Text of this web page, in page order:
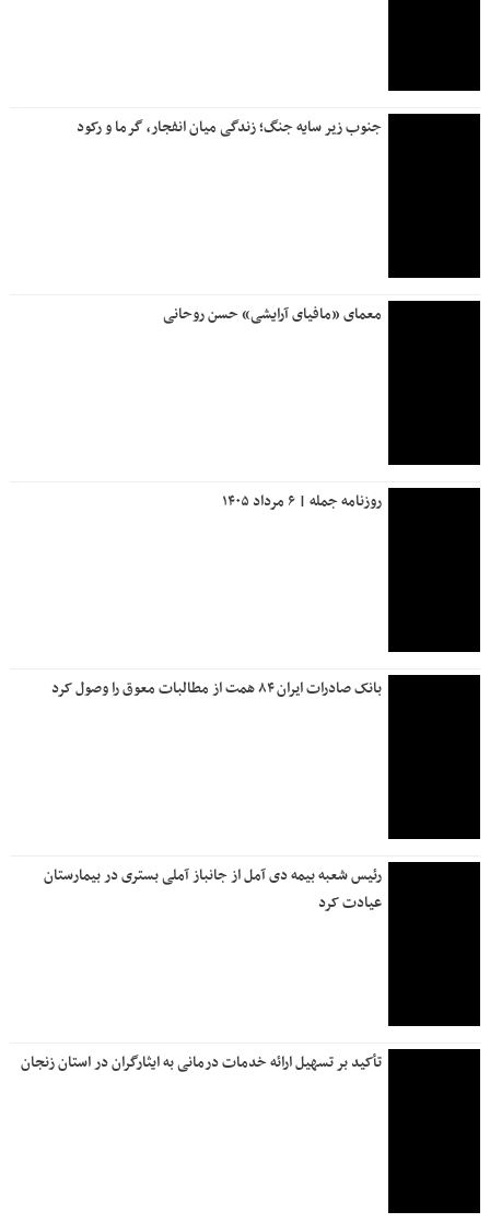
جنوب زیر سایه جنگ؛ زندگی میان انفجار، گرما و رکود
معمای «مافیای آرایشی» حسن روحانی
روزنامه جمله | ۶ مرداد ۱۴۰۵
بانک صادرات ایران ۸۴ همت از مطالبات معوق را وصول کرد
رئیس شعبه بیمه دی آمل از جانباز آملی بستری در بیمارستان
عیادت کرد
تأکید بر تسهیل ارائه خدمات درمانی به ایثارگران در استان زنجان